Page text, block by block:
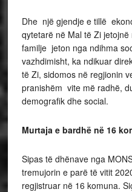
Dhe një gjendje e tillë
qytetarë në Mal të Zi
familje jeton nga ndihma
vazhdimisht, ka ndikuar
të Zi, sidomos në regjionin
pranishëm vite më radhë,
demografik dhe social.
Murtaja e bardhë në 16
Sipas të dhënave nga
tremujorin e parë të vitit
regjistruar në 16 komuna.